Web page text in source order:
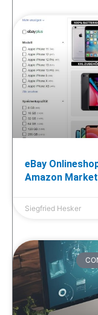
eBay
Amazon
Siegfried Hesker